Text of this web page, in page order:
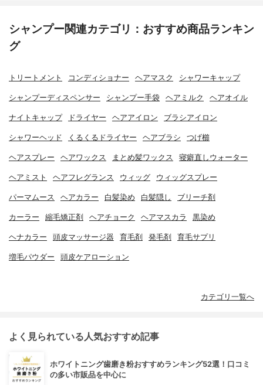
シャンプー関連カテゴリ：おすすめ商品ランキン
グ
トリートメント コンディショナー ヘアマスク シャワーキャップ
シャンプーディスペンサー シャンプー手袋 ヘアミルク ヘアオイル
ナイトキャップ ドライヤー ヘアアイロン ブラシアイロン
シャワーヘッド くるくるドライヤー ヘアブラシ つげ櫛
ヘアスプレー ヘアワックス まとめ髪ワックス 寝癖直しウォーター
ヘアミスト ヘアフレグランス ウィッグ ウィッグスプレー
パーマムース ヘアカラー 白髪染め 白髪隠し ブリーチ剤
カーラー 縮毛矯正剤 ヘアチョーク ヘアマスカラ 黒染め
ヘナカラー 頭皮マッサージ器 育毛剤 発毛剤 育毛サプリ
増毛パウダー 頭皮ケアローション
カテゴリ一覧へ
よく見られている人気おすすめ記事
ホワイトニング歯磨き粉おすすめランキング52選！口コミ
の多い市販品を中心に